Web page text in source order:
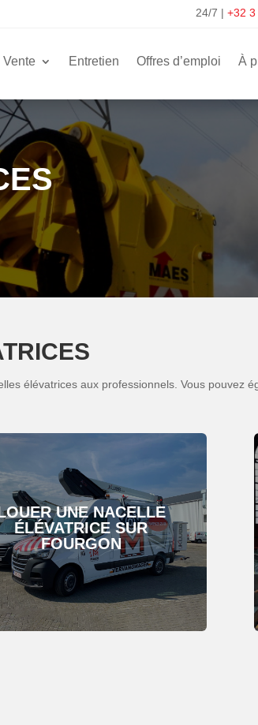
24/7 | +32
Vente Entretien Offres d’emploi À
élévatrices aux professionnels. Vous pouvez
UNE NACELLE
ÉLÉVATRICE SUR
FOURGON